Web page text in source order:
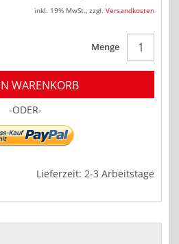
inkl. 19% MwSt., zzgl. Versandkosten
Menge
WARENKORB
-ODER-
Lieferzeit: 2-3 Arbeitstage